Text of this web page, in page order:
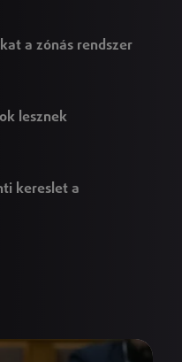
a zónás rendszer
lesznek
kereslet a